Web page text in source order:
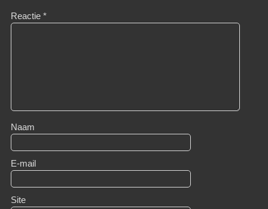
Reactie *
Naam
E-mail
Site